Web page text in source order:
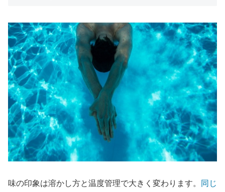
味の印象は溶かし方と温度管理で大きく変わります。
同じ